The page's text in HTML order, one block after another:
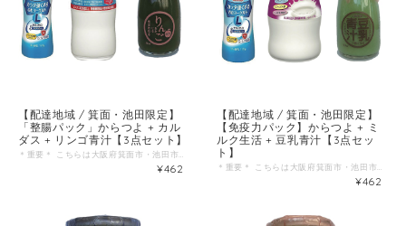
【配達地域 / 箕面・池田限定】
「整腸パック」からつよ + カル
ダス + リンゴ青汁【3点セット】
¥462
【配達地域 / 箕面・池田限定】
【免疫力パック】からつよ + ミ
ルク生活 + 豆乳青汁【3点セッ
ト】
¥462